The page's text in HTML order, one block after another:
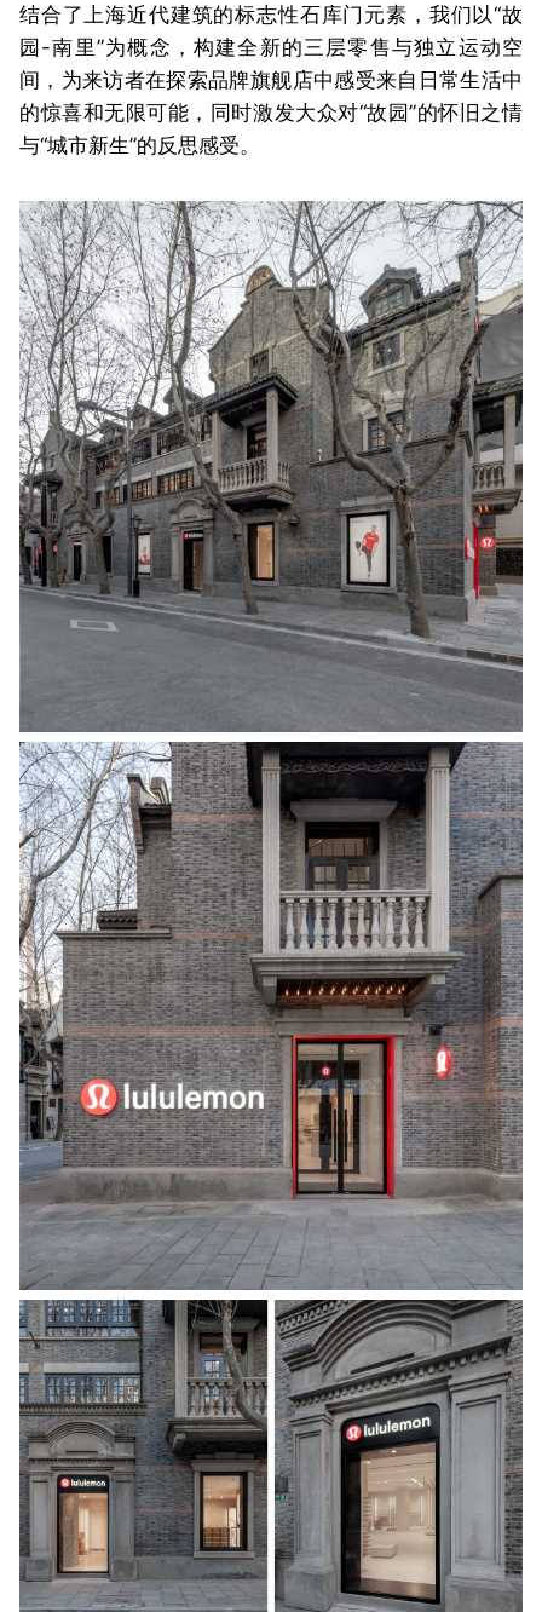
结合了上海近代建筑的标志性石库门元素，我们以“故
园-南里”为概念，构建全新的三层零售与独立运动空
间，为来访者在探索品牌旗舰店中感受来自日常生活中
的惊喜和无限可能，同时激发大众对“故园”的怀旧之情
与“城市新生”的反思感受。